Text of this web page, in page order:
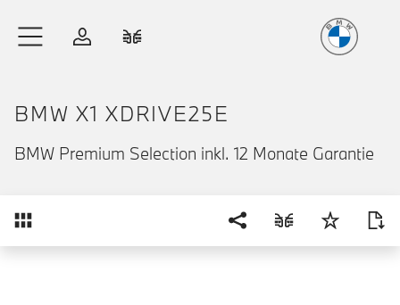
Anmelden
BMW X1 XDRIVE25E
BMW Premium Selection inkl. 12 Monate Garantie